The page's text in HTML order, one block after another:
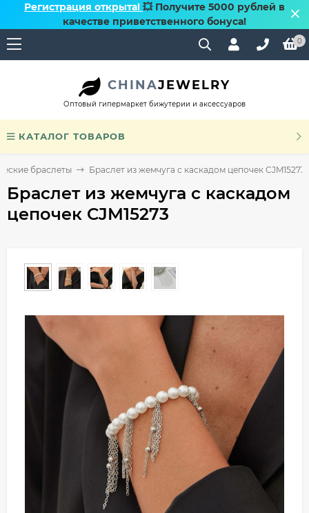
Регистрация открыта! 💥 Получите 5000 рублей в
качестве приветственного бонуса!
0
CHINAJEWELRY
Оптовый гипермаркет бижутерии и аксессуаров
КАТАЛОГ ТОВАРОВ
браслеты Браслет из жемчуга с каскадом цепочек CJM15273
Браслет из жемчуга с каскадом
цепочек CJM15273